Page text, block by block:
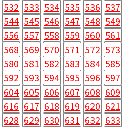
532 533 534 535 536 537
544 545 546 547 548 549
556 557 558 559 560 561
568 569 570 571 572 573
580 581 582 583 584 585
592 593 594 595 596 597
604 605 606 607 608 609
616 617 618 619 620 621
628 629 630 631 632 633